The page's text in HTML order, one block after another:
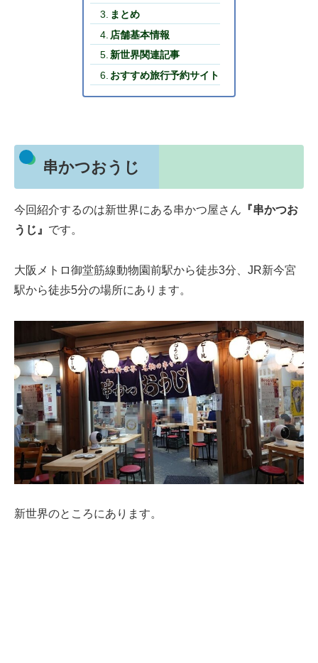
まとめ
店舗基本情報
新世界関連記事
おすすめ旅行予約サイト
串かつおうじ
今回紹介するのは新世界にある串かつ屋さん 『串かつお
うじ』 です。
大阪メトロ御堂筋線動物園前駅から徒歩3分、JR新今宮
駅から徒歩5分の場所にあります。
新世界のところにあります。